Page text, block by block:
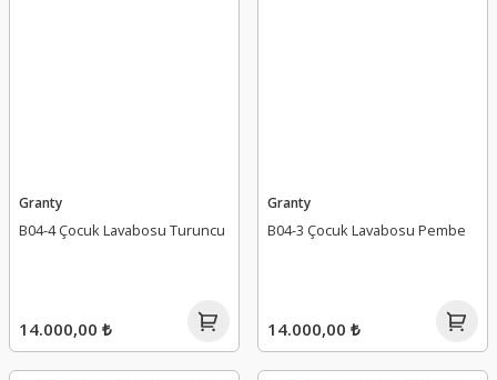
Granty
B04-4 Çocuk Lavabosu Turuncu
14.000,00 ₺
Granty
B04-3 Çocuk Lavabosu Pembe
14.000,00 ₺